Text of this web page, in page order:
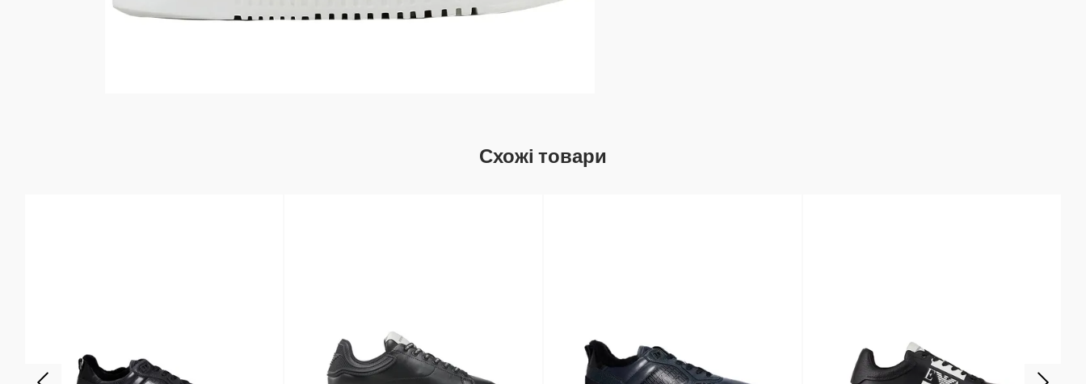
Схожі товари